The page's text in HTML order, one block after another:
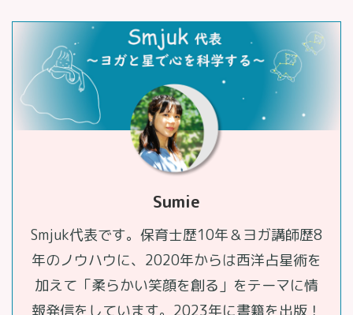
Sumie
Smjuk代表です。保育士歴10年＆ヨガ講師歴8
年のノウハウに、2020年からは西洋占星術を
加えて「柔らかい笑顔を創る」をテーマに情
報発信をしています。2023年に書籍を出版！